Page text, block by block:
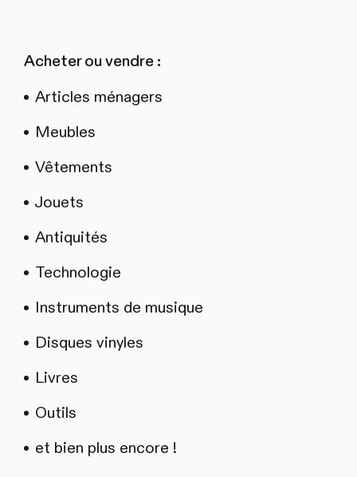
Acheter ou vendre :
Articles ménagers
Meubles
Vêtements
Jouets
Antiquités
Technologie
Instruments de musique
Disques vinyles
Livres
Outils
et bien plus encore !